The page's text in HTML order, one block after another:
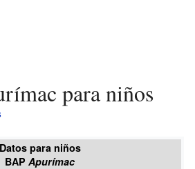
para niños
Datos para niños
BAPApurímac